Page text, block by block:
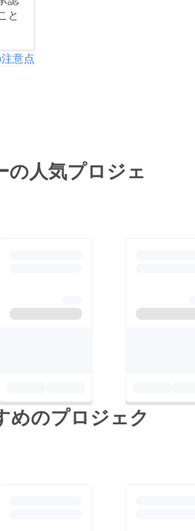
と
意点
の人気プロジェ
めのプロジェク